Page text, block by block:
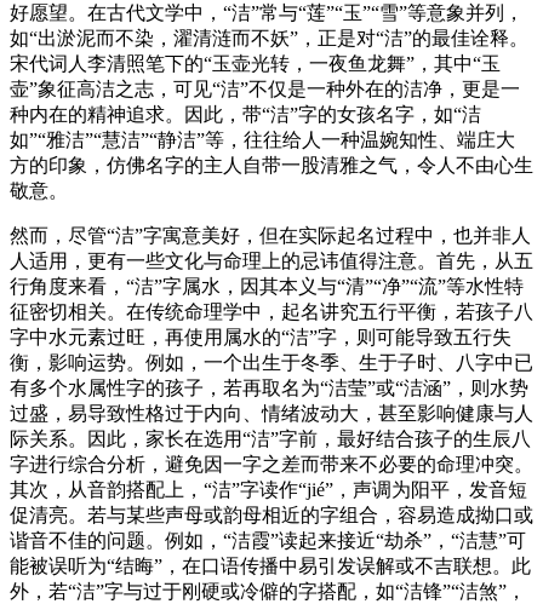
好愿望。在古代文学中，“洁”常与“莲”“玉”“雪”等意象并列，
如“出淤泥而不染，濯清涟而不妖”，正是对“洁”的最佳诠释。
宋代词人李清照笔下的“玉壶光转，一夜鱼龙舞”，其中“玉
壶”象征高洁之志，可见“洁”不仅是一种外在的洁净，更是一
种内在的精神追求。因此，带“洁”字的女孩名字，如“洁
如”“雅洁”“慧洁”“静洁”等，往往给人一种温婉知性、端庄大
方的印象，仿佛名字的主人自带一股清雅之气，令人不由心生
敬意。
然而，尽管“洁”字寓意美好，但在实际起名过程中，也并非人
人适用，更有一些文化与命理上的忌讳值得注意。首先，从五
行角度来看，“洁”字属水，因其本义与“清”“净”“流”等水性特
征密切相关。在传统命理学中，起名讲究五行平衡，若孩子八
字中水元素过旺，再使用属水的“洁”字，则可能导致五行失
衡，影响运势。例如，一个出生于冬季、生于子时、八字中已
有多个水属性字的孩子，若再取名为“洁莹”或“洁涵”，则水势
过盛，易导致性格过于内向、情绪波动大，甚至影响健康与人
际关系。因此，家长在选用“洁”字前，最好结合孩子的生辰八
字进行综合分析，避免因一字之差而带来不必要的命理冲突。
其次，从音韵搭配上，“洁”字读作“jié”，声调为阳平，发音短
促清亮。若与某些声母或韵母相近的字组合，容易造成拗口或
谐音不佳的问题。例如，“洁霞”读起来接近“劫杀”，“洁慧”可
能被误听为“结晦”，在口语传播中易引发误解或不吉联想。此
外，若“洁”字与过于刚硬或冷僻的字搭配，如“洁锋”“洁煞”，